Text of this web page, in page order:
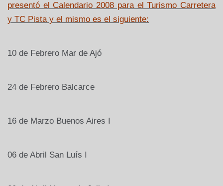
presentó el Calendario 2008 para el Turismo Carretera
y TC Pista y el mismo es el siguiente:
10 de Febrero Mar de Ajó
24 de Febrero Balcarce
16 de Marzo Buenos Aires I
06 de Abril San Luís I